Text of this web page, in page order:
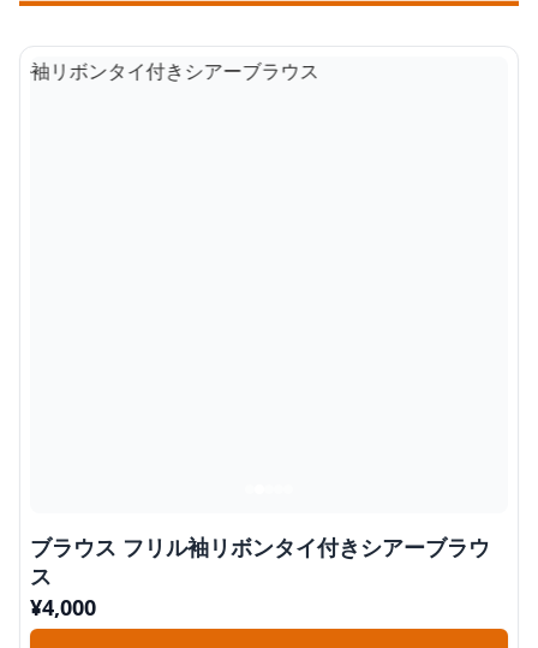
ブラウス フリル袖リボンタイ付きシアーブラウ
ス
¥4,000